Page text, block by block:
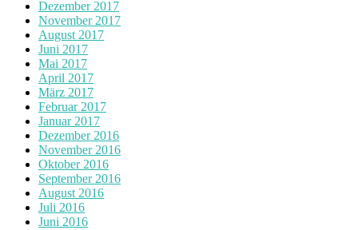
Dezember 2017
November 2017
August 2017
Juni 2017
Mai 2017
April 2017
März 2017
Februar 2017
Januar 2017
Dezember 2016
November 2016
Oktober 2016
September 2016
August 2016
Juli 2016
Juni 2016